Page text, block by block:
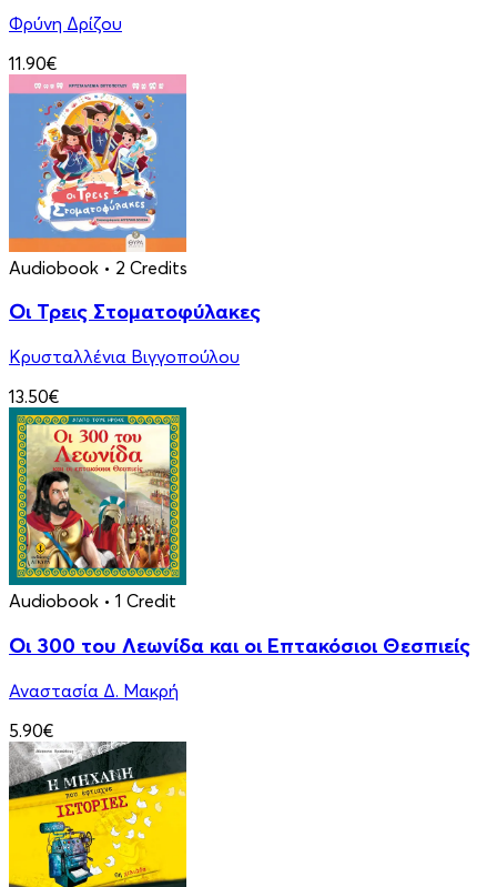
Φρύνη Δρίζου
11.90€
Audiobook • 2 Credits
Οι Τρεις Στοματοφύλακες
Κρυσταλλένια Βιγγοπούλου
13.50€
Audiobook • 1 Credit
Οι 300 του Λεωνίδα και οι Eπτακόσιοι Θεσπιείς
Αναστασία Δ. Μακρή
5.90€